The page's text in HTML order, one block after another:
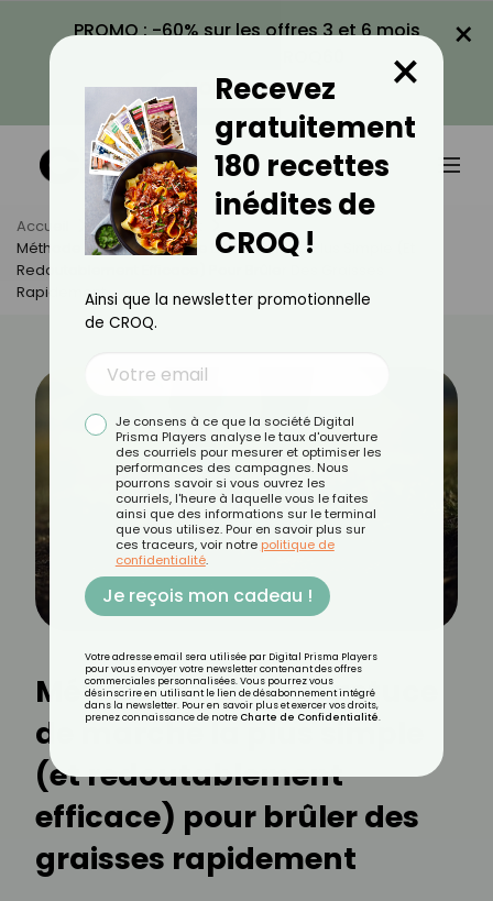
PROMO : -60% sur les offres 3 et 6 mois
VOIR LA PROMO
×
Accueil Actus
Sport
Méthode 12-3-30 : L'astuce De Marche La Plus Simple (et
Redoutablement Efficace) Pour Brûler Des Graisses
Rapidement
Méthode 12-3-30 : l'astuce
de marche la plus simple
(et redoutablement
efficace) pour brûler des
graisses rapidement
Recevez
gratuitement
180 recettes
inédites de
CROQ !
×
Ainsi que la newsletter promotionnelle
de CROQ.
Je consens à ce que la société Digital
Prisma Players analyse le taux d'ouverture
des courriels pour mesurer et optimiser les
performances des campagnes. Nous
pourrons savoir si vous ouvrez les
courriels, l'heure à laquelle vous le faites
ainsi que des informations sur le terminal
que vous utilisez. Pour en savoir plus sur
ces traceurs, voir notre politique de
confidentialité.
Je reçois mon cadeau !
Votre adresse email sera utilisée par Digital Prisma Players
pour vous envoyer votre newsletter contenant des offres
commerciales personnalisées. Vous pourrez vous
désinscrire en utilisant le lien de désabonnement intégré
dans la newsletter. Pour en savoir plus et exercer vos droits,
prenez connaissance de notre Charte de Confidentialité.